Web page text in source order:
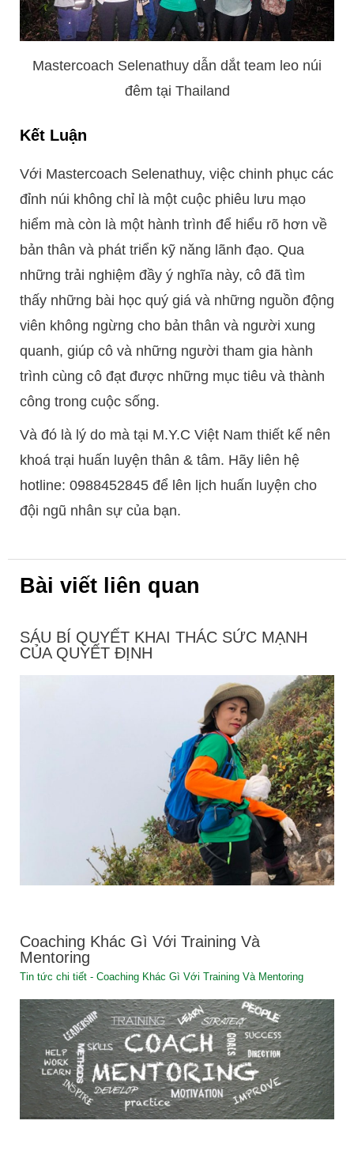
Mastercoach Selenathuy dẫn dắt team leo núi
đêm tại Thailand
Kết Luận
Với Mastercoach Selenathuy, việc chinh phục các
đỉnh núi không chỉ là một cuộc phiêu lưu mạo
hiểm mà còn là một hành trình để hiểu rõ hơn về
bản thân và phát triển kỹ năng lãnh đạo. Qua
những trải nghiệm đầy ý nghĩa này, cô đã tìm
thấy những bài học quý giá và những nguồn động
viên không ngừng cho bản thân và người xung
quanh, giúp cô và những người tham gia hành
trình cùng cô đạt được những mục tiêu và thành
công trong cuộc sống.
Và đó là lý do mà tại M.Y.C Việt Nam thiết kế nên
khoá trại huấn luyện thân & tâm. Hãy liên hệ
hotline: 0988452845 để lên lịch huấn luyện cho
đội ngũ nhân sự của bạn.
Bài viết liên quan
SÁU BÍ QUYẾT KHAI THÁC SỨC MẠNH
CỦA QUYẾT ĐỊNH
Coaching Khác Gì Với Training Và
Mentoring
Tin tức chi tiết - Coaching Khác Gì Với Training Và Mentoring